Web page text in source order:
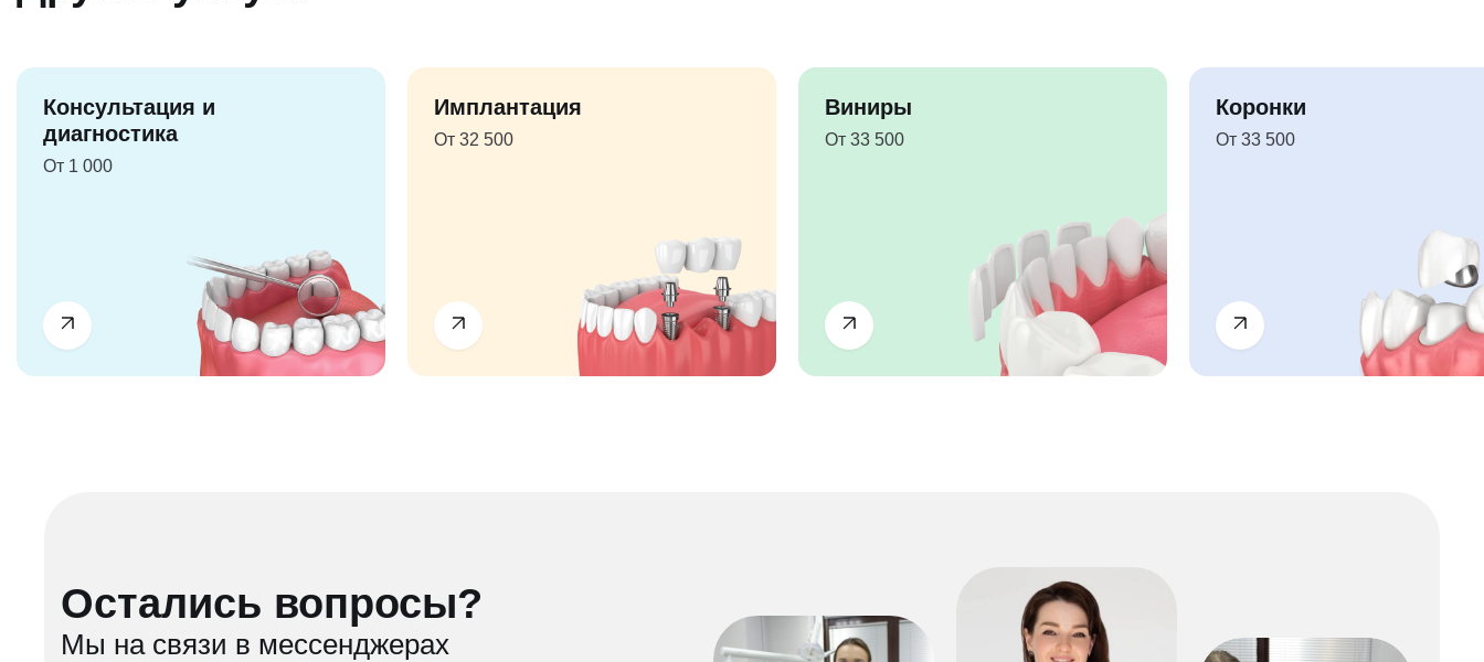
Консультация и
диагностика
От 1 000
Имплантация
От 32 500
Виниры
От 33 500
Коронки
От 33 500
Остались вопросы?
Мы на связи в мессенджерах